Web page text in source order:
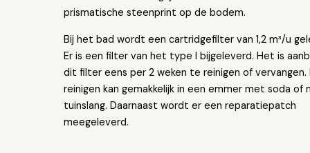
prismatische steenprint op de bodem.
Bij het bad wordt een cartridgefilter van 1,2 m³/u
Er is een filter van het type I bijgeleverd. Het is
dit filter eens per 2 weken te reinigen of
reinigen kan gemakkelijk in een emmer met soda of
tuinslang. Daarnaast wordt er een reparatiepatch
meegeleverd.